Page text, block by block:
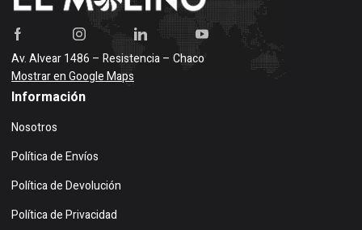
Av. Alvear 1486 – Resistencia – Chaco
Mostrar en Google Maps
Información
Nosotros
Política de Envíos
Política de Devolución
Política de Privacidad